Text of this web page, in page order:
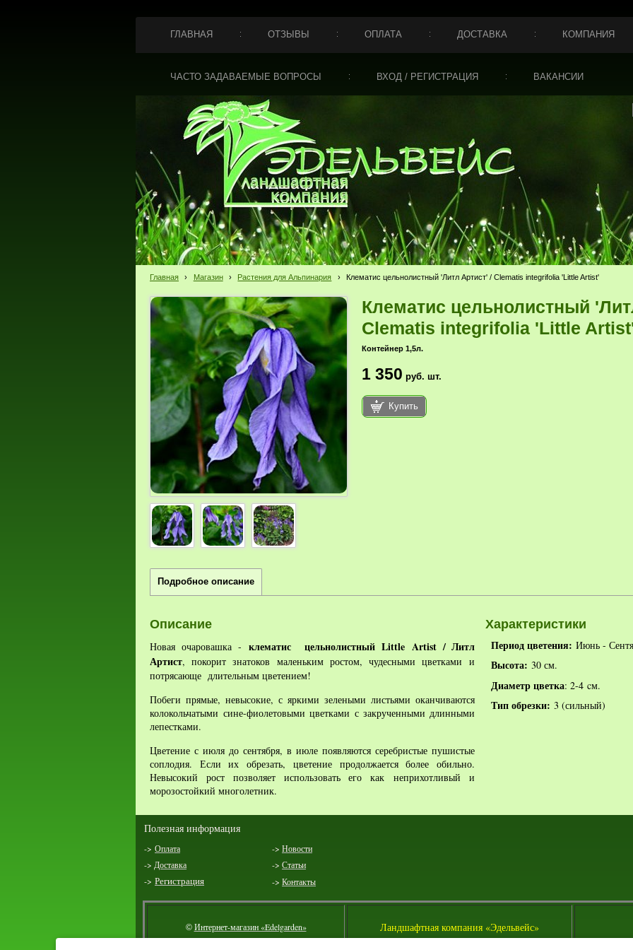
ГЛАВНАЯ ОТЗЫВЫ ОПЛАТА ДОСТАВКА КОМПАНИЯ
ЧАСТО ЗАДАВАЕМЫЕ ВОПРОСЫ ВХОД / РЕГИСТРАЦИЯ ВАКАНСИИ
Главная › Магазин › Растения для Альпинария › Клематис цельнолистный 'Литл Артист' / Clematis integrifolia 'Little Artist'
Клематис цельнолистный
Clematis integrifolia 'Little
Контейнер 1,5л.
1 350 руб. шт.
Купить
Подробное описание
Описание Характеристики
Новая очаровашка - клематис цельнолистныйLittle Artist / Литл
Артист, покорит знатоков маленьким ростом, чудесными цветками и
потрясающе длительным цветением!
Побеги прямые, невысокие, с яркими зелеными листьями оканчиваются
колокольчатыми сине-фиолетовыми цветками с закрученными длинными
лепестками.
Цветение с июля до сентября, в июле появляются серебристые пушистые
соплодия. Если их обрезать, цветение продолжается более обильно.
Невысокий рост позволяет использовать его как неприхотливый и
морозостойкий многолетник.
Период цветения: Июнь -
Высота: 30 см.
Диаметр цветка: 2-4 cм.
Тип обрезки: 3 (сильный)
Полезная информация
-> Оплата -> Новости
-> Доставка -> Статьи
-> Регистрация -> Контакты
© Интернет-магазин «Edelgarden»
Ландшафтная компания «Эдельвейс»